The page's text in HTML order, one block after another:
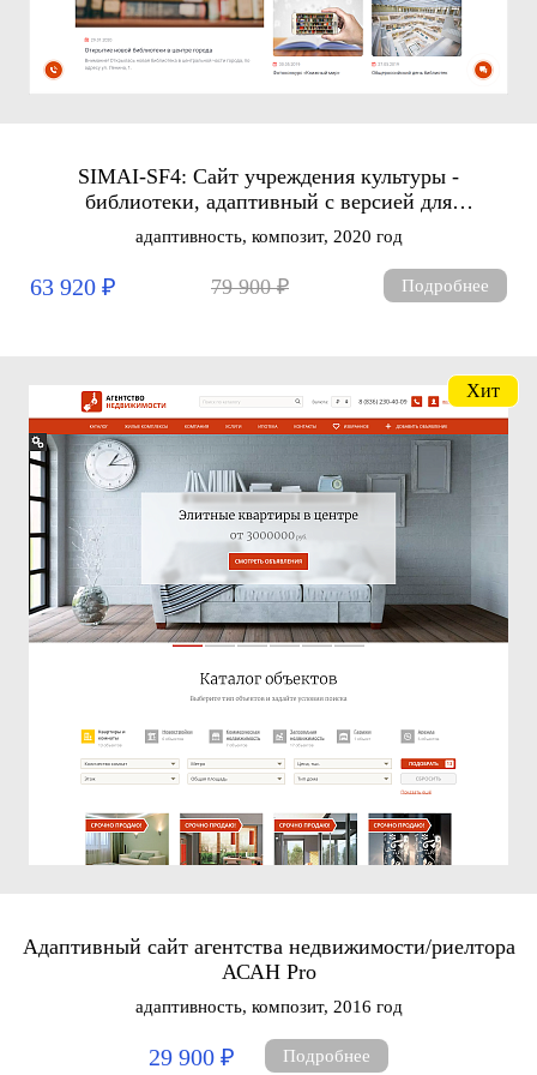
SIMAI-SF4: Сайт учреждения культуры -
библиотеки, адаптивный с версией для
слабовидящих
адаптивность, композит, 2020 год
63 920 ₽ 79 900 ₽ Подробнее
Адаптивный сайт агентства недвижимости/риелтора
АСАН Pro
адаптивность, композит, 2016 год
29 900 ₽ Подробнее
Хит